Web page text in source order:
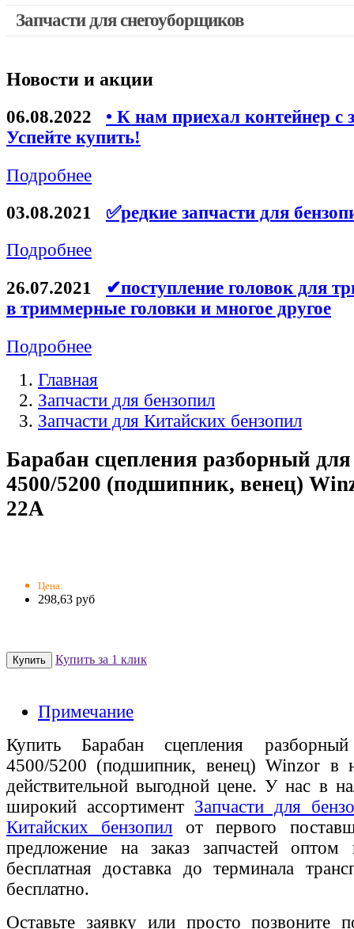
Запчасти для УШМ (болгарок)
Запчасти для электроинструмента другие
Запчасти для компрессоров
Конденсаторы
Ремни для электроинструмента
Запчасти для снегоуборщиков
Новости и акции
06.08.2022
• К нам приехал контейнер с
Успейте купить!
Подробнее
03.08.2021
✅редкие запчасти для
Подробнее
26.07.2021
✔поступление головок для
в триммерные головки и многое другое
Подробнее
Главная
Запчасти для бензопил
Запчасти для Китайских бензопил
Барабан сцепления разборный
4500/5200 (подшипник, венец)
22A
Цена:
298,63 руб
Купить за 1 клик
Примечание
Купить Барабан сцепления
4500/5200 (подшипник, венец) Winzor в
действительной выгодной цене. У нас в
широкий ассортимент Запчасти для
Китайских бензопил от первого
предложение на заказ запчастей
бесплатная доставка до терминала
бесплатно.
Оставьте заявку или просто позвоните